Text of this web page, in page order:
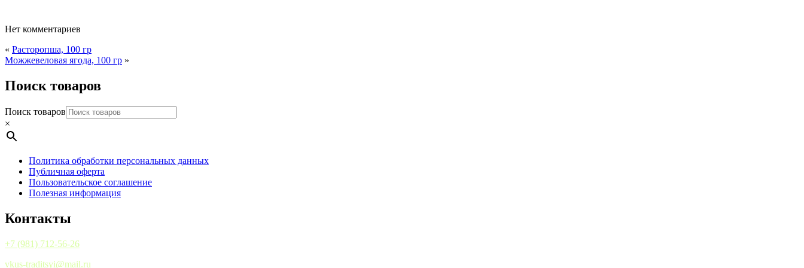
Нет комментариев
« Расторопша, 100 гр
Можжевеловая ягода, 100 гр »
Поиск товаров
Поиск товаров
×
Политика обработки персональных данных
Публичная оферта
Пользовательское соглашение
Полезная информация
Контакты
+7 (981) 712-56-26
vkus-traditsyi@mail.ru